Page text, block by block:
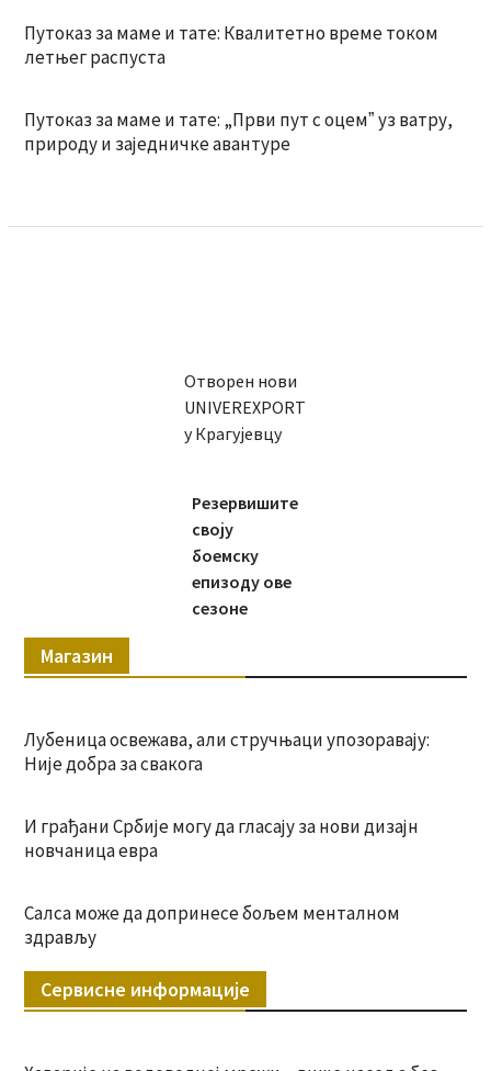
Путоказ за маме и тате: Квалитетно време током
летњег распуста
Путоказ за маме и тате: „Први пут с оцемˮ уз ватру,
природу и заједничке авантуре
Отворен нови
UNIVEREXPORT
у Крагујевцу
Резервишите
своју
боемску
епизоду ове
сезоне
Магазин
Лубеница освежава, али стручњаци упозоравају:
Није добра за свакога
И грађани Србије могу да гласају за нови дизајн
новчаница евра
Салса може да допринесе бољем менталном
здрављу
Сервисне информације